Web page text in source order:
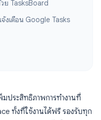
ย TasksBoard
งเตือน Google Tasks
ประสิทธิภาพการทำงานที่
ทั้งที่ใช้งานได้ฟรี รองรับทุก